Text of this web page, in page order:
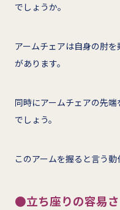
でしょうか。
アームチェアは自身の肘
があります。
同時にアームチェアの先
でしょう。
このアームを握ると言う動
●立ち座りの容易さ